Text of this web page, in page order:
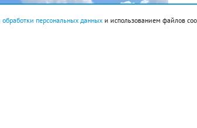
обработки персональных данныхи использованием файлов